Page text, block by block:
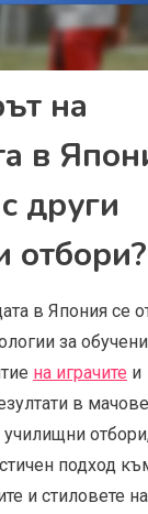
на
в
други
отбори?
в Япония се
за
на играчите и
в
подход
и стиловете